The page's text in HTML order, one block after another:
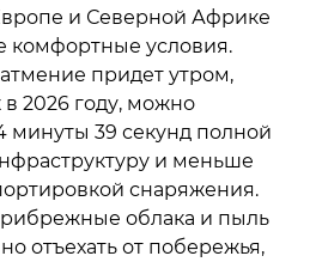
и Северной Африке
комфортные условия.
придет утром,
в 2026 году, можно
минуты 39 секунд полной
и меньше
снаряжения.
облака и пыль
отъехать от побережья,